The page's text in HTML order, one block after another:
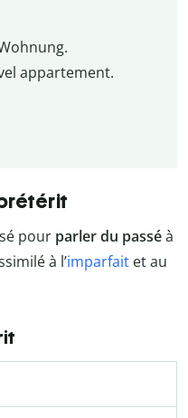
appartement.
pour parler du passéà
à l’imparfait et au